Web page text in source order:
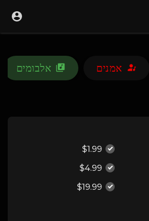
אמנים אלבומים
$1.99
$4.99
$19.99